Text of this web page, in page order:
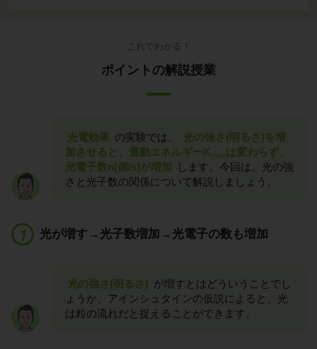
これでわかる！
ポイントの解説授業
光電効果 の実験では、
光の強さ(明るさ)を増
加させると、運動エネルギーKmaxは変わらず、
光電子数n[個/s]が増加
します。今回は、光の強
さと光子数の関係について解説しましょう。
光が増す→光子数増加→光電子の数も増加
光の強さ(明るさ) が増すとはどういうことでし
ょうか。アインシュタインの仮説によると、光
は粒の流れだと捉えることができます。